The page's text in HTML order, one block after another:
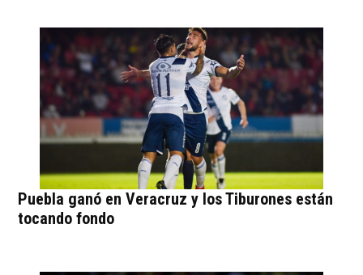
Puebla ganó en Veracruz y los Tiburones están
tocando fondo